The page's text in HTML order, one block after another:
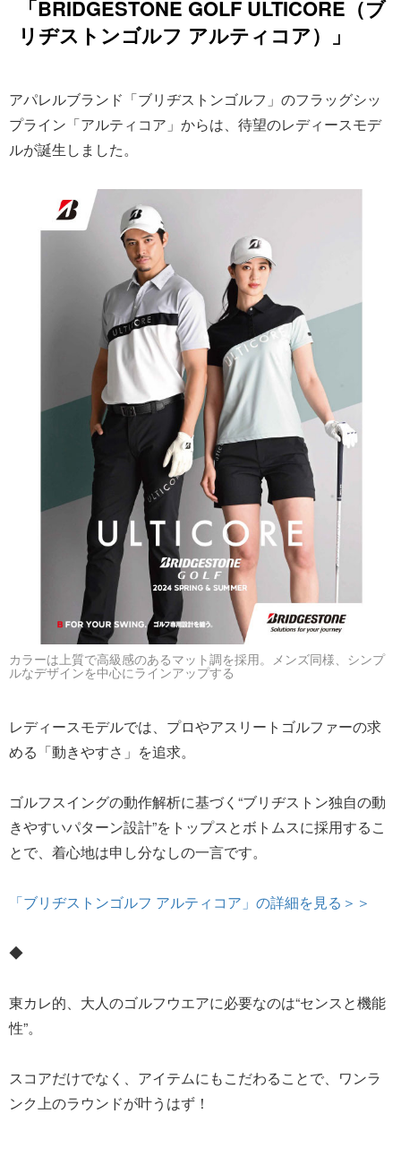
「BRIDGESTONE GOLF ULTICORE（ブ
リヂストンゴルフ アルティコア）」
アパレルブランド「ブリヂストンゴルフ」のフラッグシッ
プライン「アルティコア」からは、待望のレディースモデ
ルが誕生しました。
カラーは上質で高級感のあるマット調を採用。メンズ同様、シンプ
ルなデザインを中心にラインアップする
レディースモデルでは、プロやアスリートゴルファーの求
める「動きやすさ」を追求。
ゴルフスイングの動作解析に基づく“ブリヂストン独自の動
きやすいパターン設計”をトップスとボトムスに採用するこ
とで、着心地は申し分なしの一言です。
「ブリヂストンゴルフ アルティコア」の詳細を見る＞＞
◆
東カレ的、大人のゴルフウエアに必要なのは“センスと機能
性”。
スコアだけでなく、アイテムにもこだわることで、ワンラ
ンク上のラウンドが叶うはず！